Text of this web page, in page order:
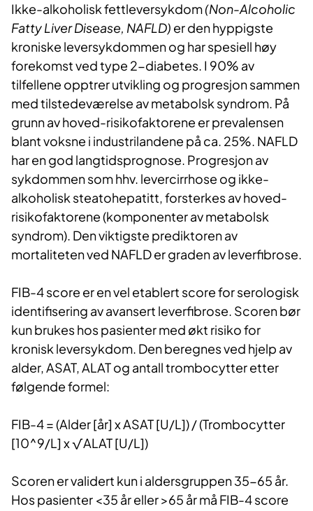
Ikke-alkoholisk fettleversykdom(Non-Alcoholic
Fatty Liver Disease, NAFLD) er den hyppigste
kroniske leversykdommen og har spesiell høy
forekomst ved type 2-diabetes. I 90% av
tilfellene opptrer utvikling og progresjon sammen
med tilstedeværelse av metabolsk syndrom. På
grunn av hoved-risikofaktorene er prevalensen
blant voksne i industrilandene på ca. 25%. NAFLD
har en god langtidsprognose. Progresjon av
sykdommen som hhv. levercirrhose og ikke-
alkoholisk steatohepatitt, forsterkes av hoved-
risikofaktorene (komponenter av metabolsk
syndrom). Den viktigste prediktoren av
mortaliteten ved NAFLD er graden av leverfibrose.
FIB-4 score er en vel etablert score for serologisk
identifisering av avansert leverfibrose. Scoren bør
kun brukes hos pasienter med økt risiko for
kronisk leversykdom. Den beregnes ved hjelp av
alder, ASAT, ALAT og antall trombocytter etter
følgende formel:
FIB-4 = (Alder [år] x ASAT [U/L]) / (Trombocytter
[10^9/L] x √ALAT [U/L])​
Scoren er validert kun i aldersgruppen 35-65 år.
Hos pasienter <35 år eller >65 år må FIB-4 score